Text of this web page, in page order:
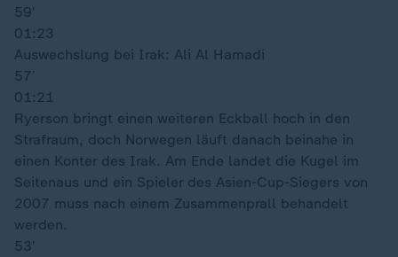
59′
01:23
Auswechslung bei Irak: Ali Al Hamadi
57′
01:21
Ryerson bringt einen weiteren Eckball hoch in den
Strafraum, doch Norwegen läuft danach beinahe in
einen Konter des Irak. Am Ende landet die Kugel im
Seitenaus und ein Spieler des Asien-Cup-Siegers von
2007 muss nach einem Zusammenprall behandelt
werden.
53′